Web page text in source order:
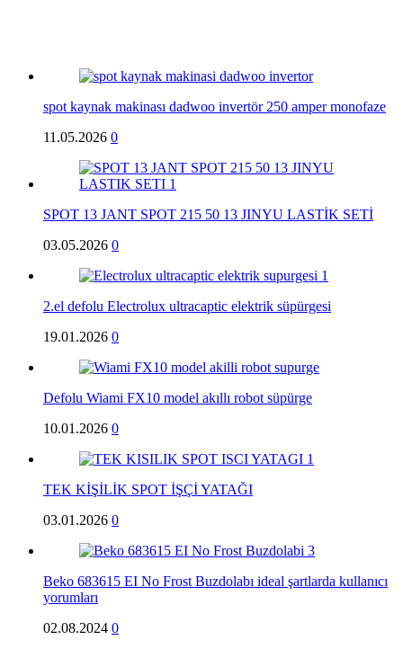
spot kaynak makinası dadwoo invertör 250 amper monofaze
11.05.2026 0
SPOT 13 JANT SPOT 215 50 13 JINYU LASTİK SETİ
03.05.2026 0
2.el defolu Electrolux ultracaptic elektrik süpürgesi
19.01.2026 0
Defolu Wiami FX10 model akıllı robot süpürge
10.01.2026 0
TEK KİŞİLİK SPOT İŞÇİ YATAĞI
03.01.2026 0
Beko 683615 EI No Frost Buzdolabı ideal şartlarda kullanıcı
yorumları
02.08.2024 0